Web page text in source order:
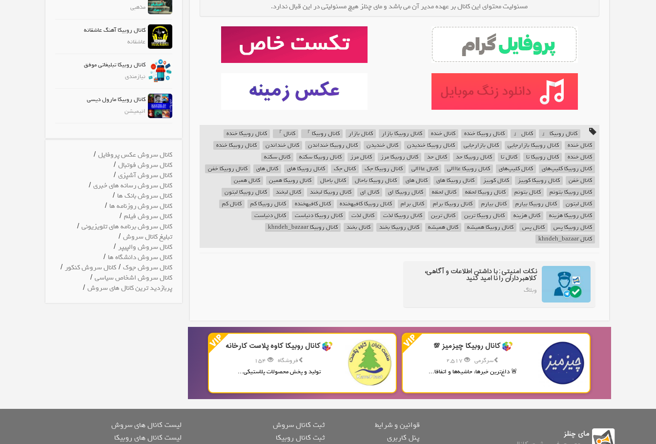
مسئولیت محتوای این کانال بر عهده مدیر آن می باشد و مای چنلز هیچ مسئولیتی در این قبال ندارد.
کانال روبیکا 『 کانال 『 کانال روبیکا خنده کانال خنده کانال روبیکا بازار کانال بازار کانال روبیکا 』 کانال 』
کانال روبیکا خنده
کانال خنده
کانال روبیکا بازارجایی کانال بازارجایی کانال روبیکا خندیدن کانال خندیدن کانال روبیکا خنداندن کانال خنداندن
کانال روبیکا خنده
کانال خنده
کانال روبیکا تا کانال تا کانال روبیکا حد کانال حد کانال روبیکا مرز کانال مرز کانال روبیکا سکته
کانال سکته
کانال روبیکا کلیپ‌های
کانال کلیپ‌های کانال روبیکا عااالی کانال عااالی کانال روبیکا جک کانال جک کانال روبیکا های کانال های
کانال روبیکا خفن
کانال خفن
کانال روبیکا کوییز کانال کوییز کانال روبیکا های کانال های کانال روبیکا باحال کانال باحال کانال روبیکا همین
کانال همین
کانال روبیکا بتونم‌
کانال بتونم‌ کانال روبیکا لحظه کانال لحظه کانال روبیکا ای کانال ای کانال روبیکا لبخند کانال لبخند
کانال روبیکا لبتون
کانال لبتون
کانال روبیکا بیارم‌ کانال بیارم‌ کانال روبیکا برام کانال برام کانال روبیکا کافیهخنده کانال کافیهخنده کانال روبیکا کم
کانال کم
کانال روبیکا هزینه
کانال هزینه کانال روبیکا ترین کانال ترین کانال روبیکا لذت کانال لذت کانال روبیکا دنیاست
کانال دنیاست
کانال روبیکا پس
کانال پس کانال روبیکا همیشه کانال همیشه کانال روبیکا بخند کانال بخند
کانال روبیکا khndeh_bazaar
کانال khndeh_bazaar
نکات امنیتی: با داشتن اطلاعات و آگاهی،
کلاهبرداران را نا امید کنید
وبلاگ
کانال روبیکا چیزمیز 💯
سرگرمی
2,517
🚨 داغ‌ترین خبرها، حاشیه‌ها و اتفاقا...
کانال روبیکا کاوه پلاست کارخانه
فروشگاه
تولید و پخش محصولات پلاستیکی...
مذهبی
کانال روبیکا آهنگ عاشقانه
عاشقانه
کانال روبیکا تبلیغاتی موفق
نیازمندی
کانال روبیکا مارول دیسی
انیمیشن
کانال سروش عکس پروفایل/
کانال سروش فوتبال/
کانال سروش آشپزی/
کانال سروش رسانه های خبری/
کانال سروش بانک ها /
کانال سروش روزنامه ها /
کانال سروش فیلم/
کانال سروش برنامه های تلویزیونی/
تبلیغ کانال سروش/
کانال سروش والپیپر/
کانال سروش دانشگاه ها /
کانال سروش جوک/ کانال سروش کنکور/
کانال سروش اشخاص سیاسی/
پربازدید ترین کانال های سروش/
مای چنلز
قوانین و شرایط
پنل کاربری
ثبت کانال سروش
ثبت کانال روبیکا
لیست کانال های سروش
لیست کانال های روبیکا